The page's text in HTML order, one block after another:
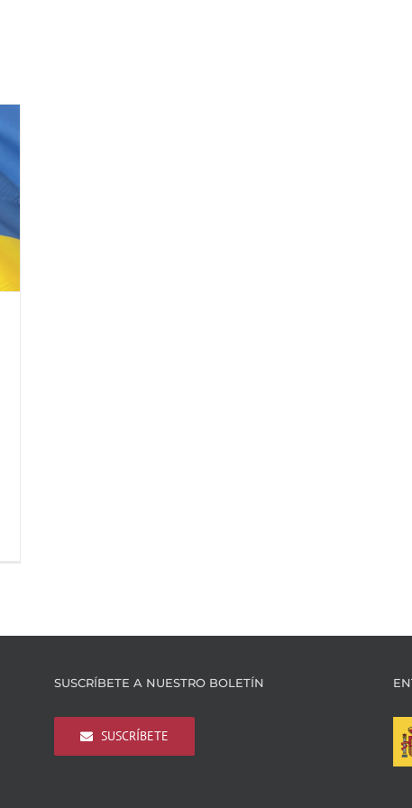
SUSCRÍBETE A NUESTRO BOLETÍN
SUSCRÍBETE